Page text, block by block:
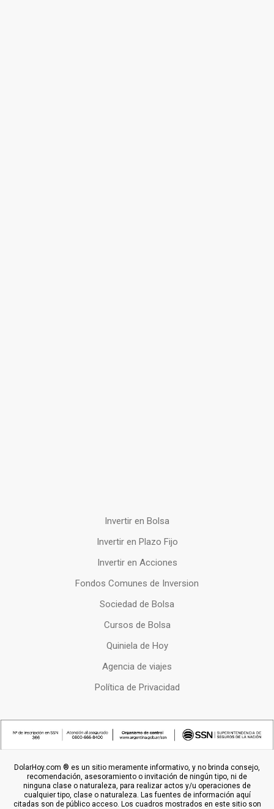
Invertir en Bolsa
Invertir en Plazo Fijo
Invertir en Acciones
Fondos Comunes de Inversion
Sociedad de Bolsa
Cursos de Bolsa
Quiniela de Hoy
Agencia de viajes
Política de Privacidad
DolarHoy.com ® es un sitio meramente informativo, y no brinda consejo,
recomendación, asesoramiento o invitación de ningún tipo, ni de
ninguna clase o naturaleza, para realizar actos y/u operaciones de
cualquier tipo, clase o naturaleza. Las fuentes de información aquí
citadas son de público acceso. Los cuadros mostrados en este sitio son